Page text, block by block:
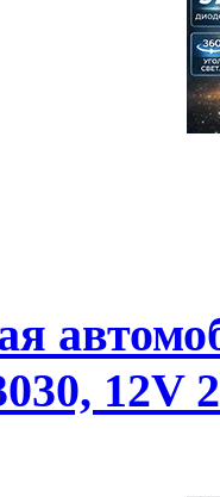
12V